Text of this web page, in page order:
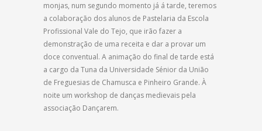
monjas, num segundo momento já á tarde, teremos
a colaboração dos alunos de Pastelaria da Escola
Profissional Vale do Tejo, que irão fazer a
demonstração de uma receita e dar a provar um
doce conventual. A animação do final de tarde está
a cargo da Tuna da Universidade Sénior da União
de Freguesias de Chamusca e Pinheiro Grande. À
noite um workshop de danças medievais pela
associação Dançarem.